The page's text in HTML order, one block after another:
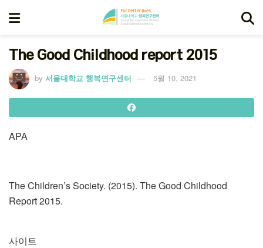
The Good Childhood report 2015
by 서울대학교 행복연구센터 5월 10, 2021
APA
The Children’s Society. (2015). The Good Childhood
Report 2015.
사이트